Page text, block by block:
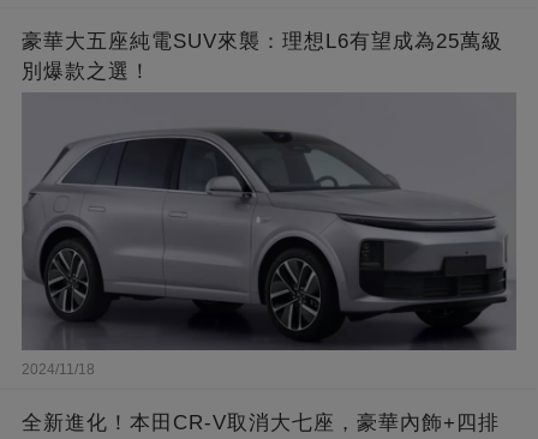
豪華大五座純電SUV來襲：理想L6有望成為25萬級
別爆款之選！
2024/11/18
全新進化！本田CR-V取消大七座，豪華內飾+四排